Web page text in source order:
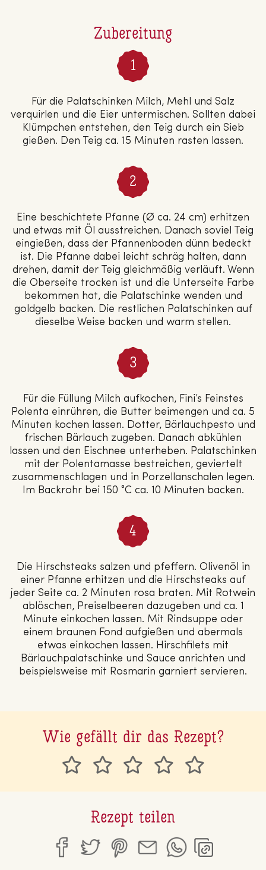
Zubereitung
Für die Palatschinken Milch, Mehl und Salz
verquirlen und die Eier untermischen. Sollten dabei
Klümpchen entstehen, den Teig durch ein Sieb
gießen. Den Teig ca. 15 Minuten rasten lassen.
Eine beschichtete Pfanne (Ø ca. 24 cm) erhitzen
und etwas mit Öl ausstreichen. Danach soviel Teig
eingießen, dass der Pfannenboden dünn bedeckt
ist. Die Pfanne dabei leicht schräg halten, dann
drehen, damit der Teig gleichmäßig verläuft. Wenn
die Oberseite trocken ist und die Unterseite Farbe
bekommen hat, die Palatschinke wenden und
goldgelb backen. Die restlichen Palatschinken auf
dieselbe Weise backen und warm stellen.
Für die Füllung Milch aufkochen, Fini’s Feinstes
Polenta einrühren, die Butter beimengen und ca. 5
Minuten kochen lassen. Dotter, Bärlauchpesto und
frischen Bärlauch zugeben. Danach abkühlen
lassen und den Eischnee unterheben. Palatschinken
mit der Polentamasse bestreichen, geviertelt
zusammenschlagen und in Porzellanschalen legen.
Im Backrohr bei 150 °C ca. 10 Minuten backen.
Die Hirschsteaks salzen und pfeffern. Olivenöl in
einer Pfanne erhitzen und die Hirschsteaks auf
jeder Seite ca. 2 Minuten rosa braten. Mit Rotwein
ablöschen, Preiselbeeren dazugeben und ca. 1
Minute einkochen lassen. Mit Rindsuppe oder
einem braunen Fond aufgießen und abermals
etwas einkochen lassen. Hirschfilets mit
Bärlauchpalatschinke und Sauce anrichten und
beispielsweise mit Rosmarin garniert servieren.
Wie gefällt dir das Rezept?
Rezept teilen